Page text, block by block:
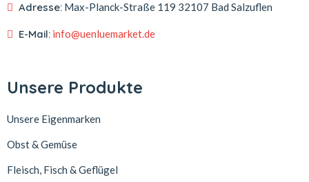
Adresse: Max-Planck-Straße 119 32107 Bad Salzuflen
E-Mail: info@uenluemarket.de
Unsere Produkte
Unsere Eigenmarken
Obst & Gemüse
Fleisch, Fisch & Geflügel